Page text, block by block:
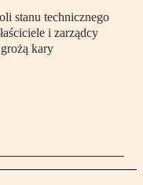
stanu technicznego
i zarządcy
kary